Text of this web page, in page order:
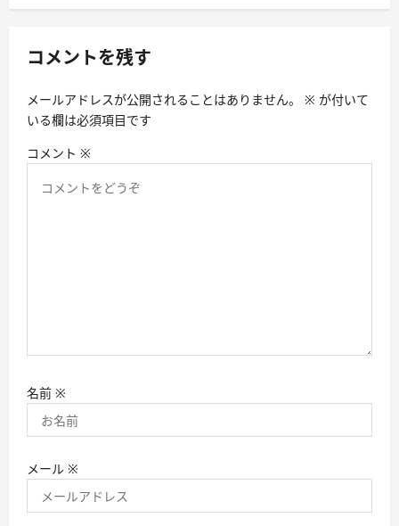
ョ
コメントを残す
メールアドレスが公開されることはありません。 ※ が付いて
いる欄は必須項目です
コメント ※
名前 ※
メール ※